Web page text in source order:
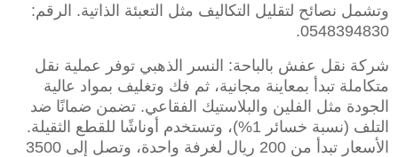
وتشمل نصائح لتقليل التكاليف مثل التعبئة الذاتية. الرقم:
0548394830.
شركة نقل عفش بالباحة: النسر الذهبي توفر عملية نقل
متكاملة تبدأ بمعاينة مجانية، ثم فك وتغليف بمواد عالية
الجودة مثل الفلين والبلاستيك الفقاعي. تضمن ضمانًا ضد
التلف (نسبة خسائر 1%)، وتستخدم أوناشًا للقطع الثقيلة.
الأسعار تبدأ من 200 ريال لغرفة واحدة، وتصل إلى 3500